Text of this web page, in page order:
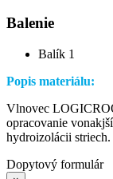
Balenie
Balík 1
Popis materiálu:
Vlnovec
opracovanie
hydroizolácii striech.
Dopytový formulár